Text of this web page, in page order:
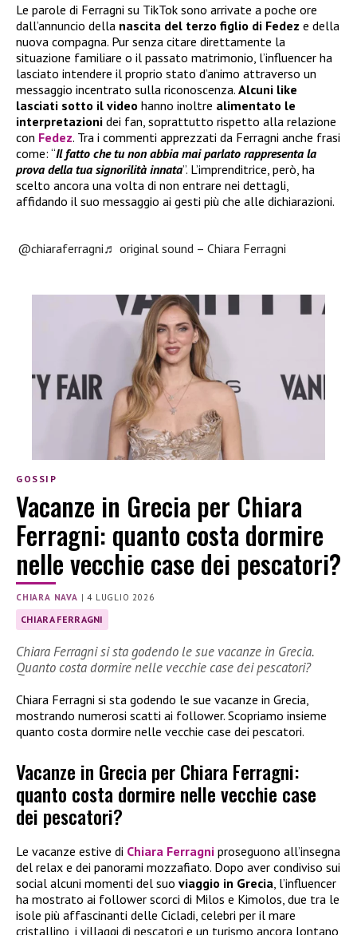
Le parole di Ferragni su TikTok sono arrivate a poche ore
dall’annuncio della nascita del terzo figlio di Fedez e della
nuova compagna. Pur senza citare direttamente la
situazione familiare o il passato matrimonio, l’influencer ha
lasciato intendere il proprio stato d’animo attraverso un
messaggio incentrato sulla riconoscenza. Alcuni like
lasciati sotto il video hanno inoltre alimentato le
interpretazioni dei fan, soprattutto rispetto alla relazione
con Fedez. Tra i commenti apprezzati da Ferragni anche frasi
come: “Il fatto che tu non abbia mai parlato rappresenta la
prova della tua signorilità innata”. L’imprenditrice, però, ha
scelto ancora una volta di non entrare nei dettagli,
affidando il suo messaggio ai gesti più che alle dichiarazioni.
@chiaraferragni♬ original sound – Chiara Ferragni
GOSSIP
Vacanze in Grecia per Chiara
Ferragni: quanto costa dormire
nelle vecchie case dei pescatori?
CHIARA NAVA |4 LUGLIO 2026
CHIARA FERRAGNI
Chiara Ferragni si sta godendo le sue vacanze in Grecia.
Quanto costa dormire nelle vecchie case dei pescatori?
Chiara Ferragni si sta godendo le sue vacanze in Grecia,
mostrando numerosi scatti ai follower. Scopriamo insieme
quanto costa dormire nelle vecchie case dei pescatori.
Vacanze in Grecia per Chiara Ferragni:
quanto costa dormire nelle vecchie case
dei pescatori?
Le vacanze estive di Chiara Ferragni proseguono all’insegna
del relax e dei panorami mozzafiato. Dopo aver condiviso sui
social alcuni momenti del suo viaggio in Grecia, l’influencer
ha mostrato ai follower scorci di Milos e Kimolos, due tra le
isole più affascinanti delle Cicladi, celebri per il mare
cristallino, i villaggi di pescatori e un turismo ancora lontano